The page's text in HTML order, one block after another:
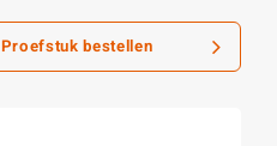
Proefstuk bestellen